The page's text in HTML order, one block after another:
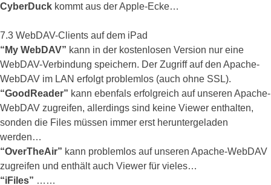
CyberDuck kommt aus der Apple-Ecke…
7.3 WebDAV-Clients auf dem iPad
“My WebDAV” kann in der kostenlosen Version nur eine
WebDAV-Verbindung speichern. Der Zugriff auf den Apache-
WebDAV im LAN erfolgt problemlos (auch ohne SSL).
“GoodReader” kann ebenfals erfolgreich auf unseren Apache-
WebDAV zugreifen, allerdings sind keine Viewer enthalten,
sonden die Files müssen immer erst heruntergeladen
werden…
“OverTheAir” kann problemlos auf unseren Apache-WebDAV
zugreifen und enthält auch Viewer für vieles…
“iFiles” ……